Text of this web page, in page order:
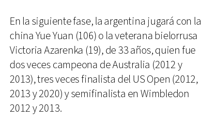
En la siguiente fase, la argentina jugará con la
china Yue Yuan (106) o la veterana bielorrusa
Victoria Azarenka (19), de 33 años, quien fue
dos veces campeona de Australia (2012 y
2013), tres veces finalista del US Open (2012,
2013 y 2020) y semifinalista en Wimbledon
2012 y 2013.